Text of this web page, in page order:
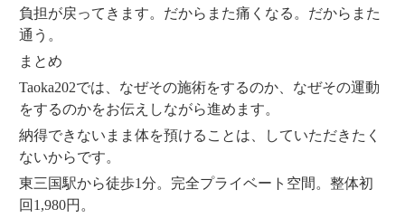
負担が戻ってきます。だからまた痛くなる。だからまた
通う。
まとめ
Taoka202では、なぜその施術をするのか、なぜその運動
をするのかをお伝えしながら進めます。
納得できないまま体を預けることは、していただきたく
ないからです。
東三国駅から徒歩1分。完全プライベート空間。整体初
回1,980円。